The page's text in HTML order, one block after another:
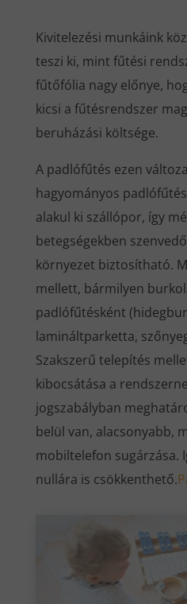
Kivitelezési munkáink
teszi ki, mint fűtési
fűtőfólia nagy előnye,
kicsi a fűtésrendszer
beruházási költsége.
A padlófűtés ezen
hagyományos
alakul ki szállópor, így
betegségekben
környezet biztosítható.
mellett, bármilyen
padlófűtésként
lamináltparketta,
Szakszerű telepítés
kibocsátása a
jogszabályban
belül van, alacsonyabb,
mobiltelefon sugárzása.
nullára is csökkenthető.